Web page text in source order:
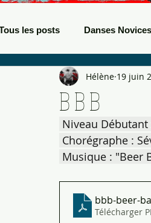
les posts Danses Novices
Danses Débutants
B B B
Hélène 19 juin
Niveau
Chorégraphe :
Musique : "Beer
bbb-beer-
Télécharger